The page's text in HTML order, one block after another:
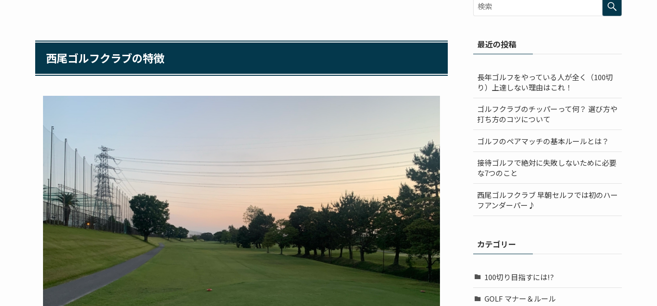
西尾ゴルフクラブの特徴
最近の投稿
長年ゴルフをやっている人が全く（100切
り）上達しない理由はこれ！
ゴルフクラブのチッパーって何？ 選び方や
打ち方のコツについて
ゴルフのペアマッチの基本ルールとは？
接待ゴルフで絶対に失敗しないために必要
な7つのこと
西尾ゴルフクラブ 早朝セルフでは初のハー
フアンダーパー♪
カテゴリー
100切り目指すには!?
GOLF マナー＆ルール